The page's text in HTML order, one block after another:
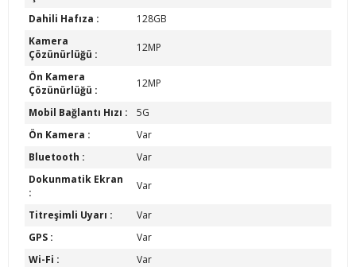
Dahili Hafıza :
128GB
Kamera
Çözünürlüğü :
12MP
Ön Kamera
Çözünürlüğü :
12MP
Mobil Bağlantı Hızı :
5G
Ön Kamera :
Var
Bluetooth :
Var
Dokunmatik Ekran
:
Var
Titreşimli Uyarı :
Var
GPS :
Var
Wi-Fi :
Var